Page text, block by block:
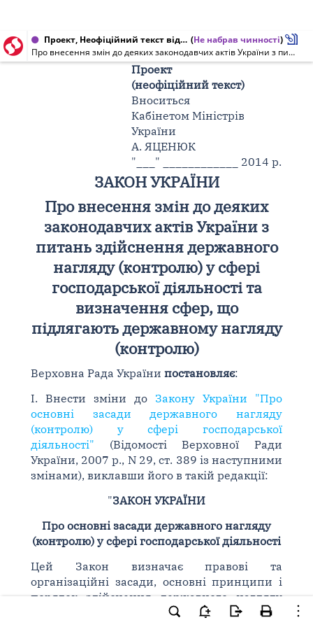
Проект, Неофіційний текст від 14.07.2014 (Не набрав чинності)
Про внесення змін до деяких законодавчих актів України з питань здійснення державного нагляду (контролю) у сфері господарської діяльності та визначення сфер, що підлягають державному нагляду (контролю) (неофіційний текст)
Проект
(неофіційний текст)
Вноситься
Кабінетом Міністрів
України
А. ЯЦЕНЮК
"___" ____________ 2014 р.
ЗАКОН УКРАЇНИ
Про внесення змін до деяких
законодавчих актів України з
питань здійснення державного
нагляду (контролю) у сфері
господарської діяльності та
визначення сфер, що
підлягають державному нагляду
(контролю)
Верховна Рада України постановляє:
I. Внести зміни до Закону України "Про
основні засади державного нагляду
(контролю) у сфері господарської
діяльності" (Відомості Верховної Ради
України, 2007 р., N 29, ст. 389 із наступними
змінами), виклавши його в такій редакції:
"ЗАКОН УКРАЇНИ
Про основні засади державного нагляду
(контролю) у сфері господарської діяльності
Цей Закон визначає правові та
організаційні засади, основні принципи і
порядок здійснення державного нагляду
(контролю) у сфері господарської діяльності,